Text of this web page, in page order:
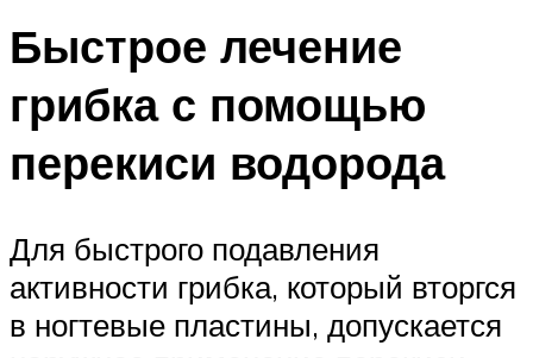
Быстрое лечение
грибка с помощью
перекиси водорода
Для быстрого подавления
активности грибка, который вторгся
в ногтевые пластины, допускается